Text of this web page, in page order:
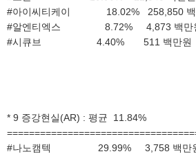
#아이씨티케이 18.02% 258,850 백
#알엔티엑스 8.72% 4,873 백만
#시큐브 4.40% 511 백만원
* 9 증강현실(AR) : 평균 11.84%
#나노캠텍 29.99% 3,758 백만